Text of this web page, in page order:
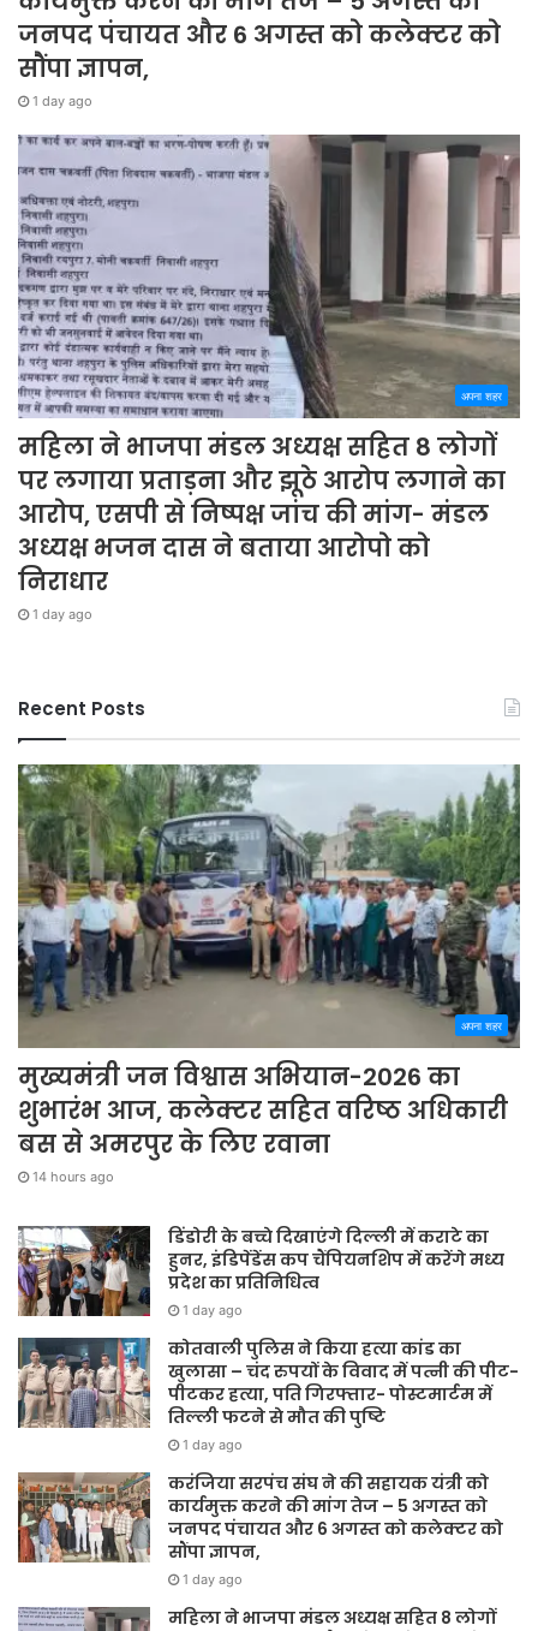
जनपद पंचायत और 6 अगस्त को कलेक्टर को
सौंपा ज्ञापन,
1 day ago
अपना शहर
महिला ने भाजपा मंडल अध्यक्ष सहित 8 लोगों
पर लगाया प्रताड़ना और झूठे आरोप लगाने का
आरोप, एसपी से निष्पक्ष जांच की मांग- मंडल
अध्यक्ष भजन दास ने बताया आरोपो को
निराधार
1 day ago
Recent Posts
अपना शहर
मुख्यमंत्री जन विश्वास अभियान-2026 का
शुभारंभ आज, कलेक्टर सहित वरिष्ठ अधिकारी
बस से अमरपुर के लिए रवाना
14 hours ago
डिंडोरी के बच्चे दिखाएंगे दिल्ली में कराटे का
हुनर, इंडिपेंडेंस कप चैंपियनशिप में करेंगे मध्य
प्रदेश का प्रतिनिधित्व
1 day ago
कोतवाली पुलिस ने किया हत्या कांड का
खुलासा – चंद रुपयों के विवाद में पत्नी की पीट-
पीटकर हत्या, पति गिरफ्तार- पोस्टमार्टम में
तिल्ली फटने से मौत की पुष्टि
1 day ago
करंजिया सरपंच संघ ने की सहायक यंत्री को
कार्यमुक्त करने की मांग तेज – 5 अगस्त को
जनपद पंचायत और 6 अगस्त को कलेक्टर को
सौंपा ज्ञापन,
1 day ago
महिला ने भाजपा मंडल अध्यक्ष सहित 8 लोगों